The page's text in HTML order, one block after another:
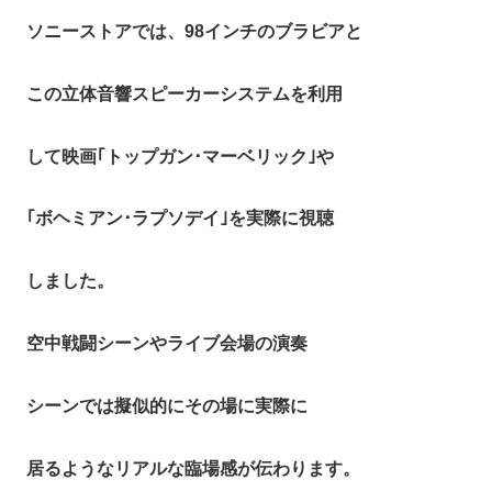
ソニーストアでは、98インチのブラビアと
この立体音響スピーカーシステムを利用
して映画｢トップガン･マーベリック｣や
｢ボヘミアン･ラプソデイ｣を実際に視聴
しました。
空中戦闘シーンやライブ会場の演奏
シーンでは擬似的にその場に実際に
居るようなリアルな臨場感が伝わります。